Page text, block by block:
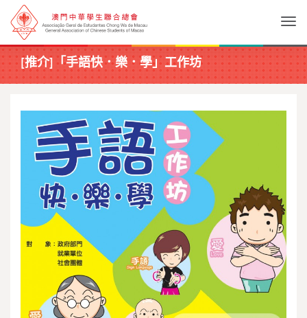
[推介]「手語快．樂．學」工作坊